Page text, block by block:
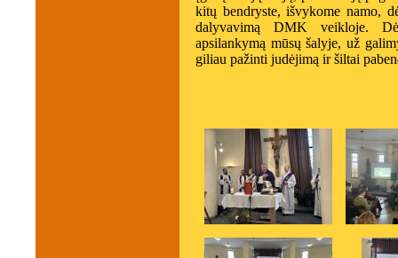
kitų bendryste, išvykome namo,
dalyvavimą DMK veikloje.
apsilankymą mūsų šalyje, už
giliau pažinti judėjimą ir šiltai